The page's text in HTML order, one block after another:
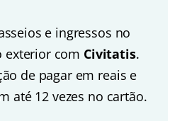
e ingressos no
exterior com Civitatis.
de pagar em reais e
até 12 vezes no cartão.